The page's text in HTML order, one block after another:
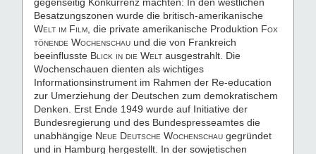
Besatzungszonen wurde die britisch-amerikanische
Welt im Film , die private amerikanische Produktion Fox
tönende Wochenschau und die von Frankreich
beeinflusste Blick in die Welt ausgestrahlt. Die
Wochenschauen dienten als wichtiges
Informationsinstrument im Rahmen der Re-education
zur Umerziehung der Deutschen zum demokratischem
Denken. Erst Ende 1949 wurde auf Initiative der
Bundesregierung und des Bundespresseamtes die
unabhängige Neue Deutsche Wochenschau gegründet
und in Hamburg hergestellt. In der sowjetischen